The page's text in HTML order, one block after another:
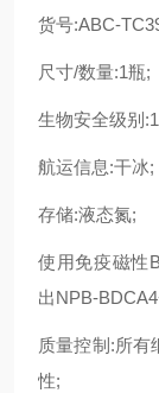
货号:ABC-
尺寸/数量:1瓶;
生物安全级别
航运信息:干冰;
存储:液态氮;
使用免疫磁性
出NPB-
质量控制:所有
性;